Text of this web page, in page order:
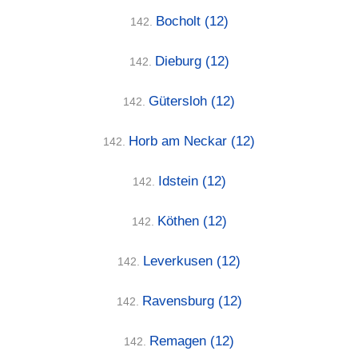
142. Bocholt (12)
142. Dieburg (12)
142. Gütersloh (12)
142. Horb am Neckar (12)
142. Idstein (12)
142. Köthen (12)
142. Leverkusen (12)
142. Ravensburg (12)
142. Remagen (12)